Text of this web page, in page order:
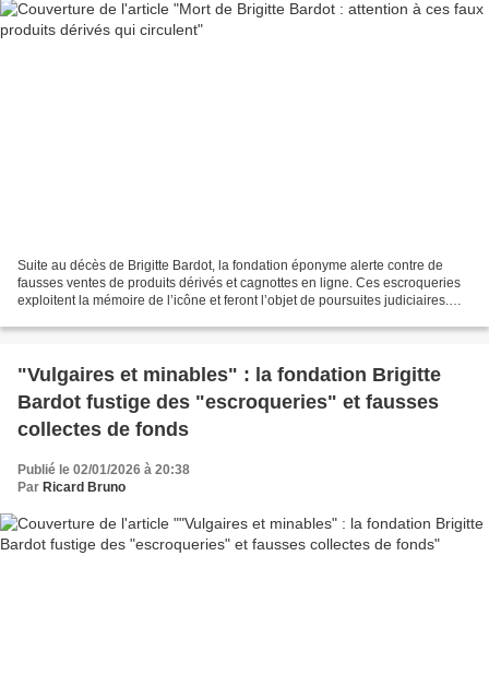
Suite au décès de Brigitte Bardot, la fondation éponyme alerte contre de
fausses ventes de produits dérivés et cagnottes en ligne. Ces escroqueries
exploitent la mémoire de l’icône et feront l’objet de poursuites judiciaires.
"Vulgaires et minables" : la fondation Brigitte
Bardot fustige des "escroqueries" et fausses
collectes de fonds
Publié le 02/01/2026 à 20:38
Par Ricard Bruno